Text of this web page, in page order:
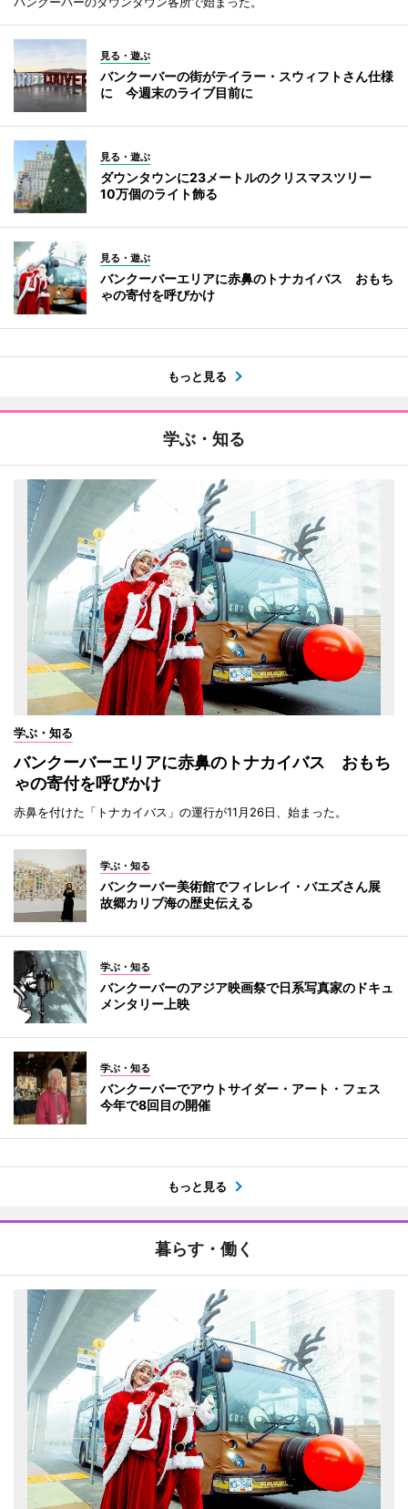
見る・遊ぶ
バンクーバーの街がテイラー・スウィフトさん仕様
に 今週末のライブ目前に
見る・遊ぶ
ダウンタウンに23メートルのクリスマスツリー
10万個のライト飾る
見る・遊ぶ
バンクーバーエリアに赤鼻のトナカイバス おもち
ゃの寄付を呼びかけ
もっと見る
学ぶ・知る
学ぶ・知る
バンクーバーエリアに赤鼻のトナカイバス おもち
ゃの寄付を呼びかけ
赤鼻を付けた「トナカイバス」の運行が11月26日、始まった。
学ぶ・知る
バンクーバー美術館でフィレレイ・バエズさん展
故郷カリブ海の歴史伝える
学ぶ・知る
バンクーバーのアジア映画祭で日系写真家のドキュ
メンタリー上映
学ぶ・知る
バンクーバーでアウトサイダー・アート・フェス
今年で8回目の開催
もっと見る
暮らす・働く